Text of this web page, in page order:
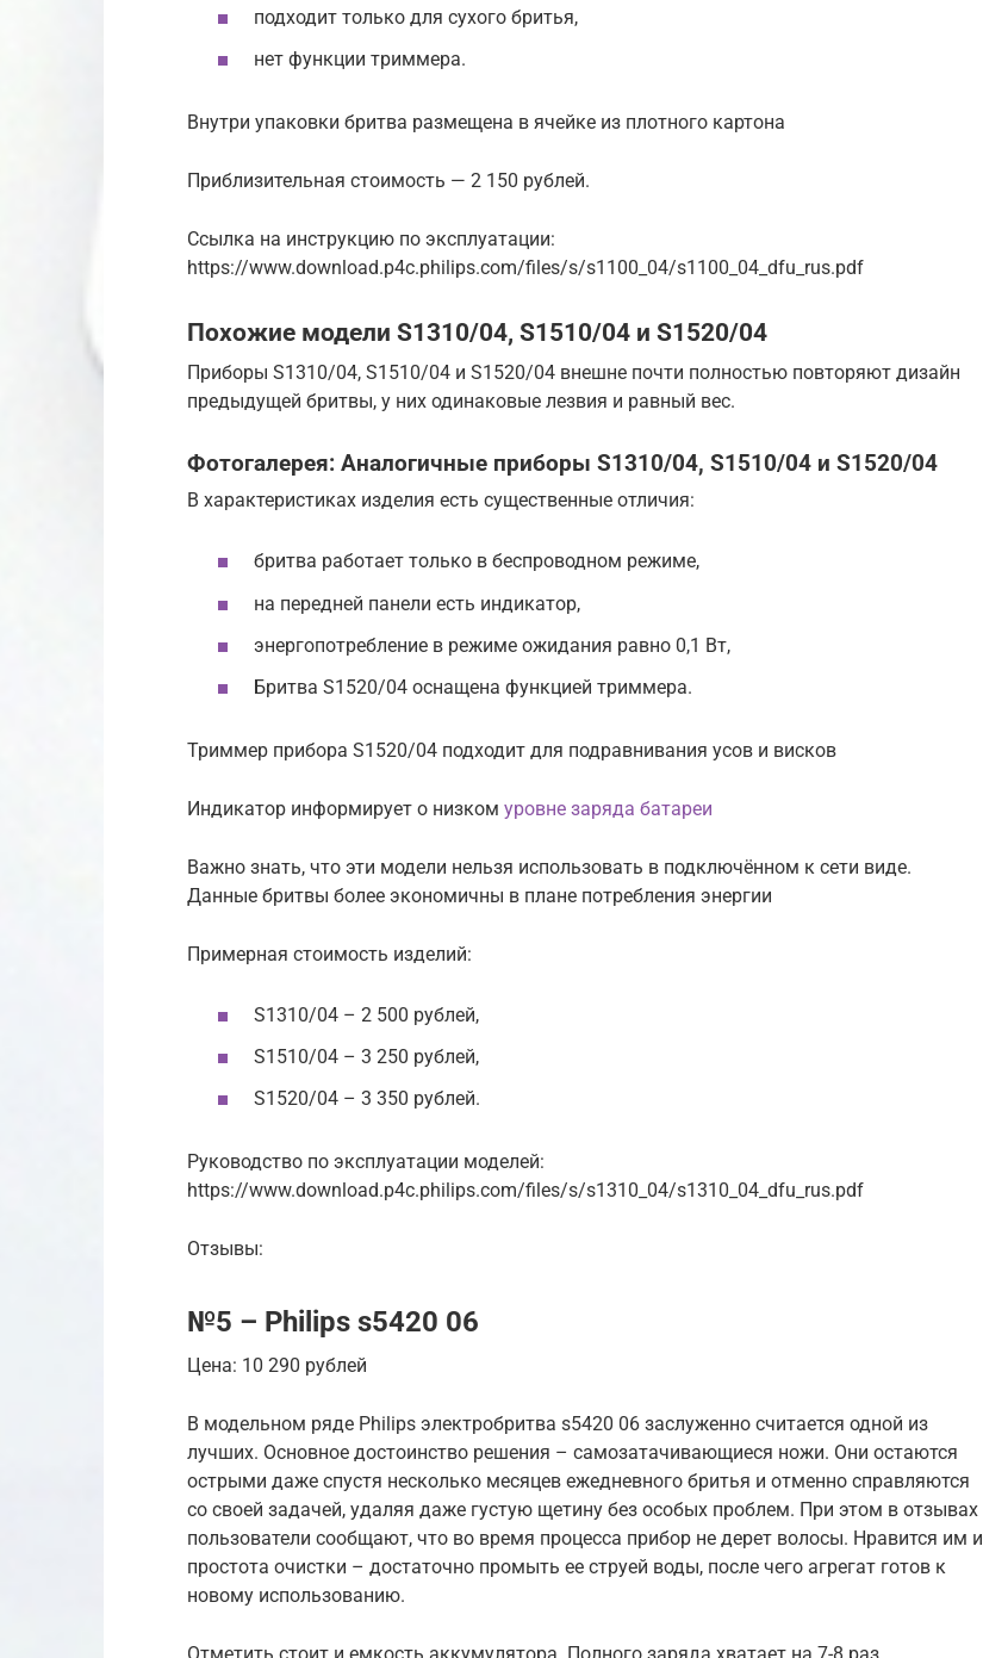
подходит только для сухого бритья,
нет функции триммера.
Внутри упаковки бритва размещена в ячейке из плотного картона
Приблизительная стоимость — 2 150 рублей.
Ссылка на инструкцию по эксплуатации:
https://www.download.p4c.philips.com/files/s/s1100_04/s1100_04_dfu_rus.pdf
Похожие модели S1310/04, S1510/04 и S1520/04
Приборы S1310/04, S1510/04 и S1520/04 внешне почти полностью повторяют дизайн
предыдущей бритвы, у них одинаковые лезвия и равный вес.
Фотогалерея: Аналогичные приборы S1310/04, S1510/04 и S1520/04
В характеристиках изделия есть существенные отличия:
бритва работает только в беспроводном режиме,
на передней панели есть индикатор,
энергопотребление в режиме ожидания равно 0,1 Вт,
Бритва S1520/04 оснащена функцией триммера.
Триммер прибора S1520/04 подходит для подравнивания усов и висков
Индикатор информирует о низком уровне заряда батареи
Важно знать, что эти модели нельзя использовать в подключённом к сети виде.
Данные бритвы более экономичны в плане потребления энергии
Примерная стоимость изделий:
S1310/04 – 2 500 рублей,
S1510/04 – 3 250 рублей,
S1520/04 – 3 350 рублей.
Руководство по эксплуатации моделей:
https://www.download.p4c.philips.com/files/s/s1310_04/s1310_04_dfu_rus.pdf
Отзывы:
№5 – Philips s5420 06
Цена: 10 290 рублей
В модельном ряде Philips электробритва s5420 06 заслуженно считается одной из
лучших. Основное достоинство решения – самозатачивающиеся ножи. Они остаются
острыми даже спустя несколько месяцев ежедневного бритья и отменно справляются
со своей задачей, удаляя даже густую щетину без особых проблем. При этом в отзывах
пользователи сообщают, что во время процесса прибор не дерет волосы. Нравится им и
простота очистки – достаточно промыть ее струей воды, после чего агрегат готов к
новому использованию.